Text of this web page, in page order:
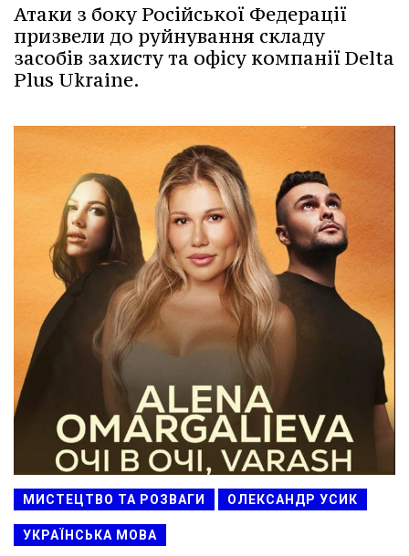
Атаки з боку Російської Федерації
призвели до руйнування складу
засобів захисту та офісу компанії Delta
Plus Ukraine.
МИСТЕЦТВО ТА РОЗВАГИ ОЛЕКСАНДР УСИК
УКРАЇНСЬКА МОВА